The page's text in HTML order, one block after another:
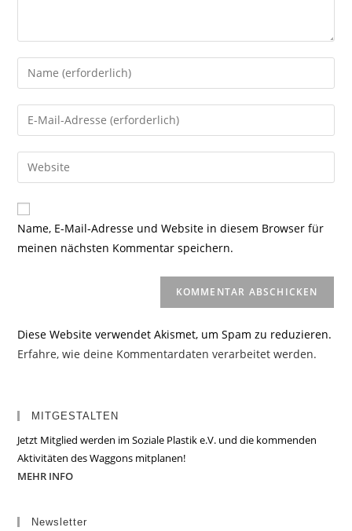
Gib
deinen
Namen
oder
zum
Kommentieren
ein
Gib
deine
E-
Mail-
zum
Kommentieren
ein
Gib
deine
Website-
URL
Name, E-Mail-Adresse und Website in diesem Browser für
meinen nächsten Kommentar speichern.
Diese Website verwendet Akismet, um Spam zu reduzieren.
Erfahre, wie deine Kommentardaten verarbeitet werden.
MITGESTALTEN
Jetzt Mitglied werden im Soziale Plastik e.V. und die kommenden
Aktivitäten des Waggons mitplanen!
MEHR INFO
Newsletter